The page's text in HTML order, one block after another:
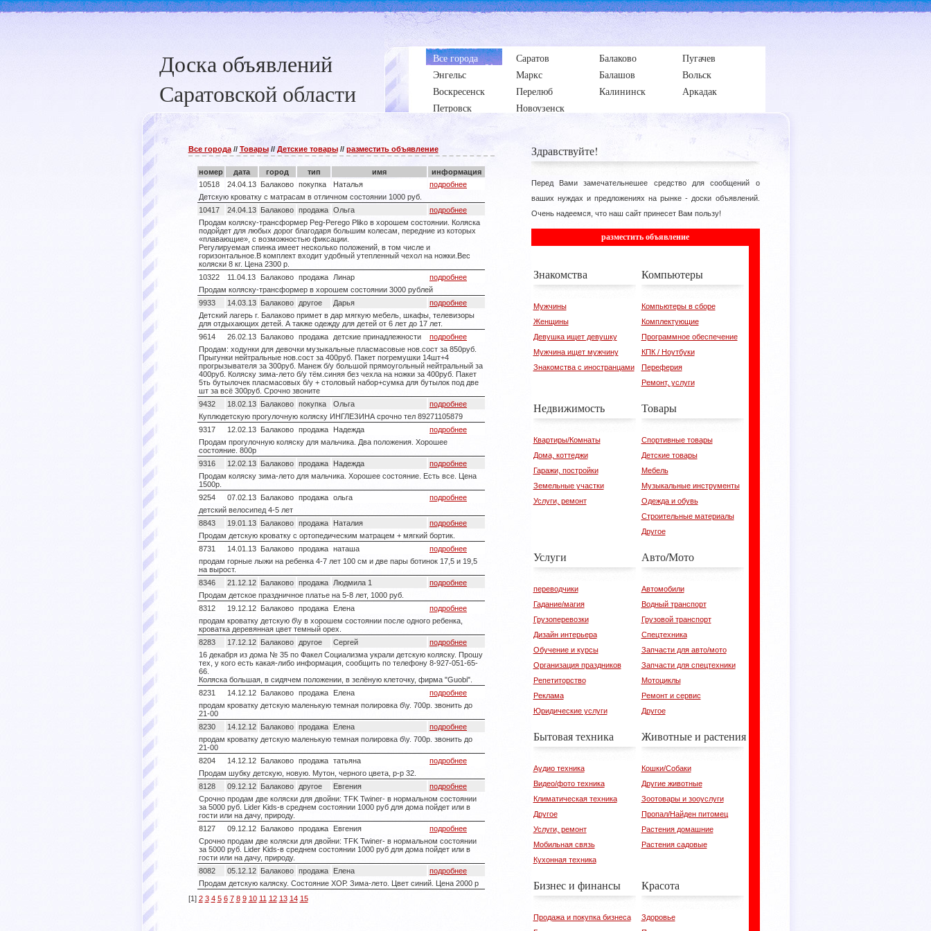
Доска объявлений
Саратовской области
Все города Саратов Балаково
Пугачев
Энгельс
Маркс Балашов
Вольск
Воскресенск
Перелюб Калининск
Аркадак
Петровск
Новоузенск
Все города// Товары// Детские товары// разместить объявление
номер дата город тип имя
информация
10518
24.04.13 Балаково покупка Наталья
подробнее
Детскую кроватку с матрасам в отличном состоянии 1000 руб.
10417
24.04.13 Балаково продажа Ольга
подробнее
Продам коляску-трансформер Peg-Perego Pliko в хорошем состоянии. Коляска
подойдет для любых дорог благодаря большим колесам, передние из которых
«плавающие», с возможностью фиксации.
Регулируемая спинка имеет несколько положений, в том числе и
горизонтальное.В комплект входит удобный утепленный чехол на ножки.Вес
коляски 8 кг. Цена 2300 р.
10322
11.04.13 Балаково продажа Линар
подробнее
Продам коляску-трансформер в хорошем состоянии 3000 рублей
9933
14.03.13 Балаково другое Дарья
подробнее
Детский лагерь г. Балаково примет в дар мягкую мебель, шкафы, телевизоры
для отдыхающих детей. А также одежду для детей от 6 лет до 17 лет.
9614
26.02.13 Балаково продажа детские принадлежности
подробнее
Продам: ходунки для девочки музыкальные пласмасовые нов.сост за 850руб.
Прыгунки нейтральные нов.сост за 400руб. Пакет погремушки 14шт+4
прогрызывателя за 300руб. Манеж б/у большой прямоугольный нейтральный за
400руб. Коляску зима-лето б/у тём.синяя без чехла на ножки за 400руб. Пакет
5ть бутылочек пласмасовых б/у + столовый набор+сумка для бутылок под две
шт за всё 300руб. Срочно звоните
9432
18.02.13 Балаково покупка Ольга
подробнее
Куплюдетскую прогулочную коляску ИНГЛЕЗИНА срочно тел 89271105879
9317
12.02.13 Балаково продажа Надежда
подробнее
Продам прогулочную коляску для мальчика. Два положения. Хорошее
состояние. 800р
9316
12.02.13 Балаково продажа Надежда
подробнее
Продам коляску зима-лето для мальчика. Хорошее состояние. Есть все. Цена
1500р.
9254
07.02.13 Балаково продажа ольга
подробнее
детский велосипед 4-5 лет
8843
19.01.13 Балаково продажа Наталия
подробнее
Продам детскую кроватку с ортопедическим матрацем + мягкий бортик.
8731
14.01.13 Балаково продажа наташа
подробнее
продам горные лыжи на ребенка 4-7 лет 100 см и две пары ботинок 17,5 и 19,5
на вырост.
8346
21.12.12 Балаково продажа Людмила 1
подробнее
Продам детское праздничное платье на 5-8 лет, 1000 руб.
8312
19.12.12 Балаково продажа Елена
подробнее
продам кроватку детскую б\у в хорошем состоянии после одного ребенка,
кроватка деревянная цвет темный орех.
8283
17.12.12 Балаково другое Сергей
подробнее
16 декабря из дома № 35 по Факел Социализма украли детскую коляску. Прошу
тех, у кого есть какая-либо информация, сообщить по телефону 8-927-051-65-
66.
Коляска большая, в сидячем положении, в зелёную клеточку, фирма "Guobi".
8231
14.12.12 Балаково продажа Елена
подробнее
продам кроватку детскую маленькую темная полировка б\у. 700р. звонить до
21-00
8230
14.12.12 Балаково продажа Елена
подробнее
продам кроватку детскую маленькую темная полировка б\у. 700р. звонить до
21-00
8204
14.12.12 Балаково продажа татьяна
подробнее
Продам шубку детскую, новую. Мутон, черного цвета, р-р 32.
8128
09.12.12 Балаково другое Евгения
подробнее
Срочно продам две коляски для двойни: TFK Twiner- в нормальном состоянии
за 5000 руб. Lider Kids-в среднем состоянии 1000 руб для дома пойдет или в
гости или на дачу, природу.
8127
09.12.12 Балаково продажа Евгения
подробнее
Срочно продам две коляски для двойни: TFK Twiner- в нормальном состоянии
за 5000 руб. Lider Kids-в среднем состоянии 1000 руб для дома пойдет или в
гости или на дачу, природу.
8082
05.12.12 Балаково продажа Елена
подробнее
Продам детскую каляску. Состояние ХОР. Зима-лето. Цвет синий. Цена 2000 р
[1] 2 3 4 5 6 7 8 9 10 11 12 13 14 15
Здравствуйте!
Перед Вами замечательнешее средство для сообщений о
ваших нуждах и предложениях на рынке - доски объявлений.
Очень надеемся, что наш сайт принесет Вам пользу!
разместить объявление
Знакомства
Мужчины
Женщины
Девушка ищет девушку
Мужчина ищет мужчину
Знакомства с иностранцами
Компьютеры
Компьютеры в сборе
Комплектующие
Программное обеспечение
КПК / Ноутбуки
Переферия
Ремонт, услуги
Недвижимость
Квартиры/Комнаты
Дома, коттеджи
Гаражи, постройки
Земельные участки
Услуги, ремонт
Товары
Спортивные товары
Детские товары
Мебель
Музыкальные инструменты
Одежда и обувь
Строительные материалы
Другое
Услуги
переводчики
Гадание/магия
Грузоперевозки
Дизайн интерьера
Обучение и курсы
Организация праздников
Репетиторство
Реклама
Юридические услуги
Авто/Мото
Автомобили
Водный транспорт
Грузовой транспорт
Спецтехника
Запчасти для авто/мото
Запчасти для спецтехники
Мотоциклы
Ремонт и сервис
Другое
Бытовая техника
Аудио техника
Видео/фото техника
Климатическая техника
Другое
Услуги, ремонт
Мобильная связь
Кухонная техника
Животные и растения
Кошки/Собаки
Другие животные
Зоотовары и зооуслуги
Пропал/Найден питомец
Растения домашние
Растения садовые
Бизнес и финансы
Продажа и покупка бизнеса
Красота
Здоровье